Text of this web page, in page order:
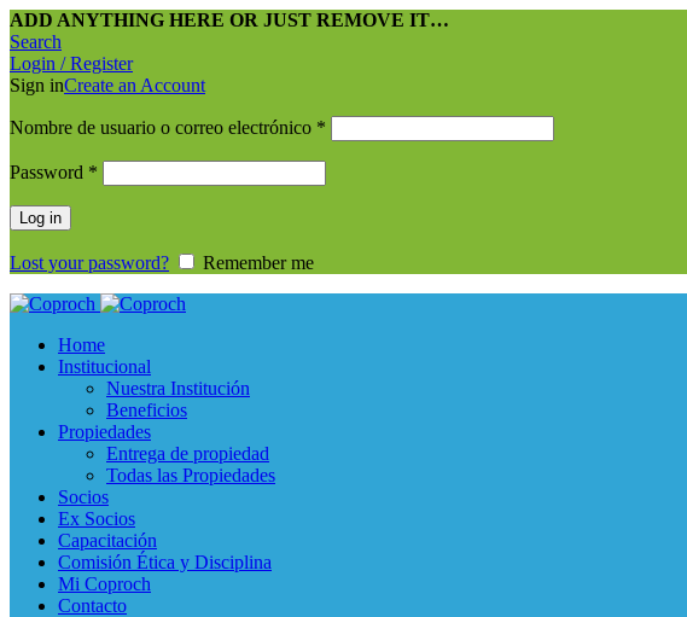
ADD ANYTHING HERE OR JUST REMOVE IT…
Search
Login / Register
Sign inCreate an Account
Nombre de usuario o correo electrónico *
Password *
Log in
Lost your password? Remember me
Home
Institucional
Nuestra Institución
Beneficios
Propiedades
Entrega de propiedad
Todas las Propiedades
Socios
Ex Socios
Capacitación
Comisión Ética y Disciplina
Mi Coproch
Contacto